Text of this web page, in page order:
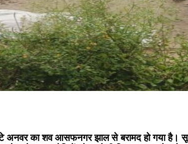
अनवर का शव आसफनगर झाल से बरामद हो गया है।